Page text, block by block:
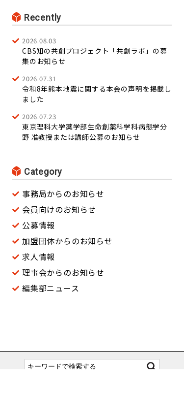
Recently
2026.08.03
CBS知の共創プロジェクト「共創ラボ」の募
集のお知らせ
2026.07.31
令和8年熊本地震に関する本会の声明を掲載し
ました
2026.07.23
東京理科大学薬学部生命創薬科学科病態学分
野 准教授または講師公募のお知らせ
Category
事務局からのお知らせ
会員向けのお知らせ
公募情報
加盟団体からのお知らせ
求人情報
理事会からのお知らせ
編集部ニュース